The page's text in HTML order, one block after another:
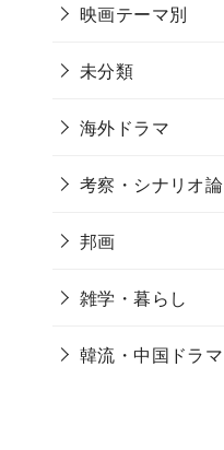
映画テーマ別
未分類
海外ドラマ
考察・シナリオ論
邦画
雑学・暮らし
韓流・中国ドラマ